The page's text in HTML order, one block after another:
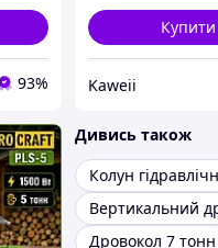
93%
Купити
Kaweii
Дивись також
Колун
Вертикальний
Дровокол 7 тонн